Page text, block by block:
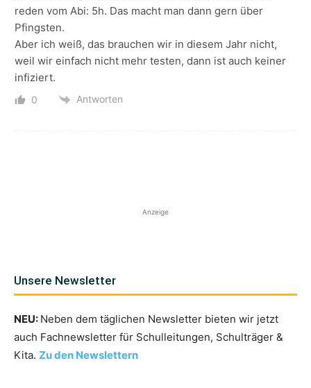
reden vom Abi: 5h. Das macht man dann gern über
Pfingsten.
Aber ich weiß, das brauchen wir in diesem Jahr nicht,
weil wir einfach nicht mehr testen, dann ist auch keiner
infiziert.
0 Antworten
Anzeige
Unsere Newsletter
NEU: Neben dem täglichen Newsletter bieten wir jetzt
auch Fachnewsletter für Schulleitungen, Schulträger &
Kita. Zu den Newslettern